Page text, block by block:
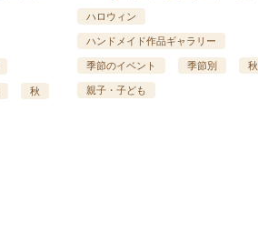
秋
ハロウィン
ハンドメイド作品ギャラリー
季節のイベント 季節別 秋
親子・子ども